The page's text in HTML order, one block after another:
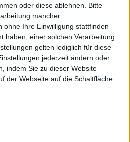
oder diese ablehnen.
Bitte
mancher
ohne Ihre Einwilligung stattfinden
haben, einer solchen Verarbeitung
gelten lediglich für diese
jederzeit ändern oder
indem Sie zu dieser Website
der Webseite auf die Schaltfläche
Startseite
27.03.2005